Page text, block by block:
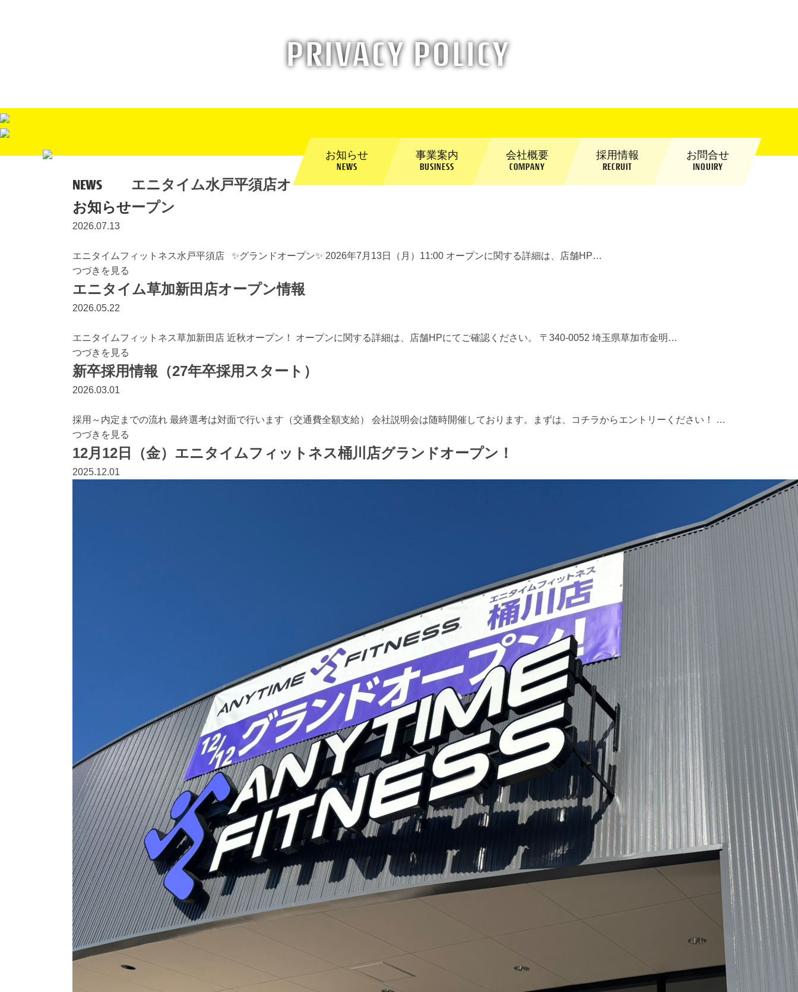
PRIVACY POLICY
お知らせ
NEWS
事業案内
BUSINESS
会社概要
COMPANY
採用情報
RECRUIT
お問合せ
INQUIRY
NEWS
お知らせ
エニタイム水戸平須店オ
ープン
2026.07.13
エニタイムフィットネス水戸平須店 ✨グランドオープン✨ 2026年7月13日（月）11:00 オープンに関する詳細は、店舗HP…
つづきを見る
エニタイム草加新田店オープン情報
2026.05.22
エニタイムフィットネス草加新田店 近秋オープン！ オープンに関する詳細は、店舗HPにてご確認ください。 〒340-0052 埼玉県草加市金明…
つづきを見る
新卒採用情報（27年卒採用スタート）
2026.03.01
採用～内定までの流れ 最終選考は対面で行います（交通費全額支給） 会社説明会は随時開催しております。まずは、コチラからエントリーください！ …
つづきを見る
12月12日（金）エニタイムフィットネス桶川店グランドオープン！
2025.12.01